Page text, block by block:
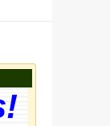
The